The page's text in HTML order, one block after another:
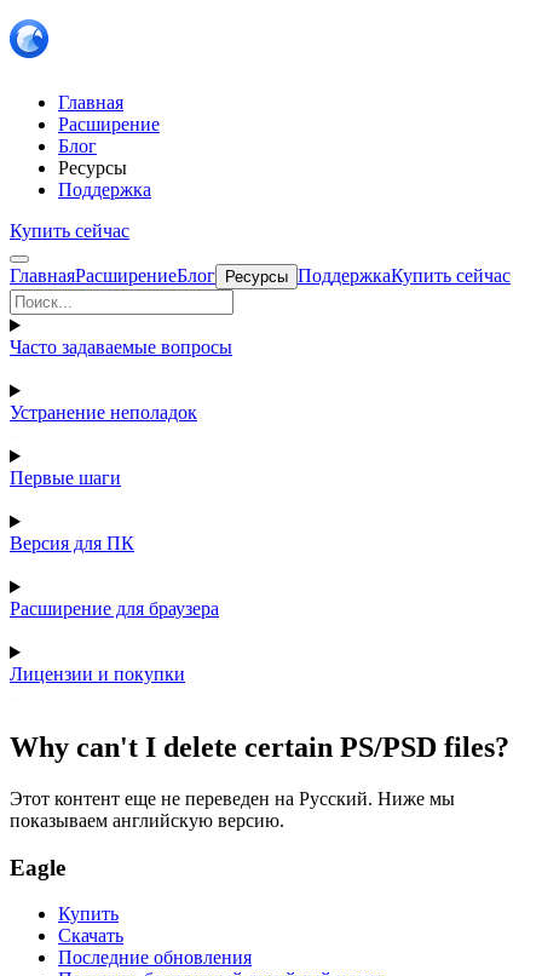
Главная
Расширение
Блог
Ресурсы
Поддержка
Купить сейчас
ГлавнаяРасширениеБлог Ресурсы ПоддержкаКупить сейчас
Часто задаваемые вопросы
Устранение неполадок
Первые шаги
Версия для ПК
Расширение для браузера
Лицензии и покупки
Why can't I delete certain PS/PSD files?
Этот контент еще не переведен на Русский. Ниже мы
показываем английскую версию.
Eagle
Купить
Скачать
Последние обновления